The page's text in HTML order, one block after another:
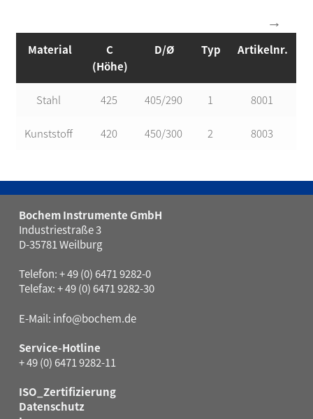
Material
C
(Höhe)
D/Ø Typ Artikelnr.
Stahl 425 405/290 1 8001
Kunststoff 420 450/300 2 8003
Bochem Instrumente GmbH
Industriestraße 3
D-35781 Weilburg
Telefon: + 49 (0) 6471 9282-0
Telefax: + 49 (0) 6471 9282-30
E-Mail: info@bochem.de
Service-Hotline
+ 49 (0) 6471 9282-11
ISO_Zertifizierung
Datenschutz